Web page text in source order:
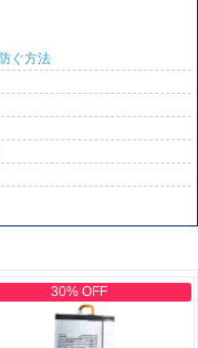
ぐ方法
30% OFF